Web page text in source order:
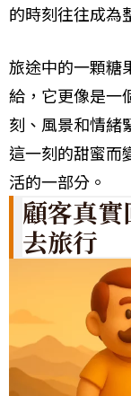
的時刻往往成為
旅途中的一顆糖
給，它更像是一
刻、風景和情緒
這一刻的甜蜜而
活的一部分。
顧客真
去旅行